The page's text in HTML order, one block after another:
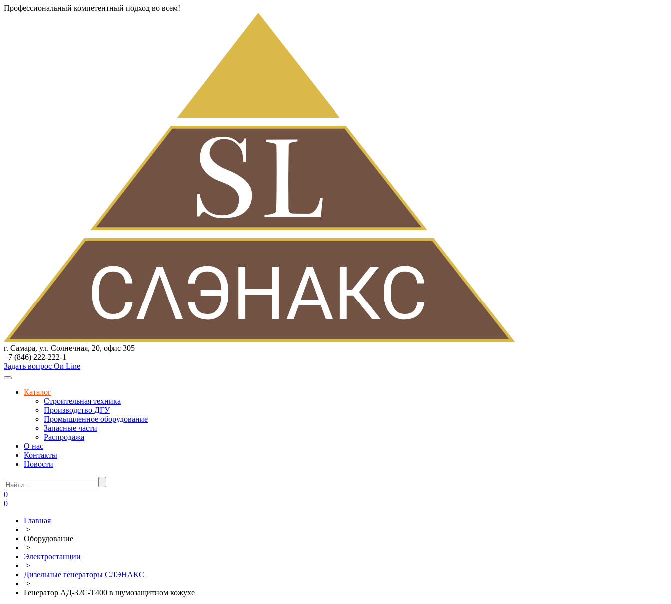
Профессиональный компетентный подход во всем!
г. Самара, ул. Солнечная, 20, офис 305
+7 (846) 222-222-1
Задать вопрос On Line
Каталог
Строительная техника
Производство ДГУ
Промышленное оборудование
Запасные части
Распродажа
О нас
Контакты
Новости
0
0
Главная
>
Оборудование
>
Электростанции
>
Дизельные генераторы СЛЭНАКС
>
Генератор АД-32С-Т400 в шумозащитном кожухе